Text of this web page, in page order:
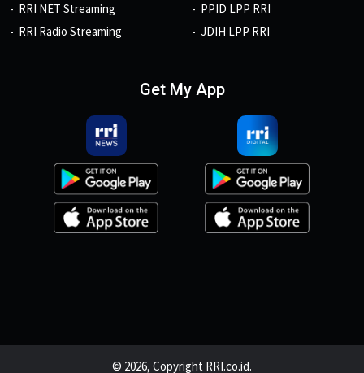
RRI NET Streaming
RRI Radio Streaming
PPID LPP RRI
JDIH LPP RRI
Get My App
© 2026, Copyright RRI.co.id.